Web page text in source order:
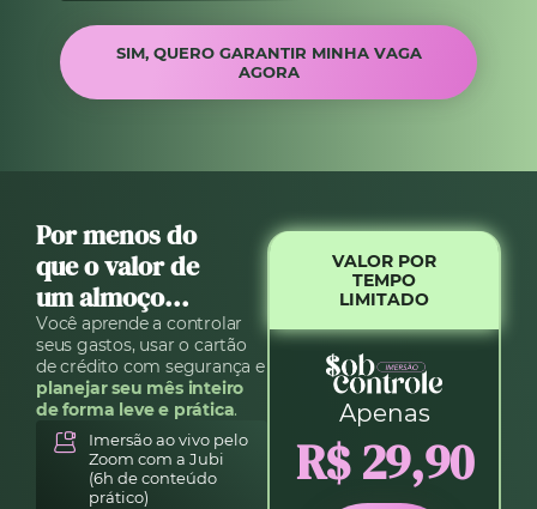
SIM, QUERO GARANTIR MINHA VAGA
AGORA
VALOR POR
TEMPO
LIMITADO
Apenas
R$ 29,90
Por menos do
que o valor de
um almoço...
Você aprende a controlar
seus gastos, usar o cartão
de crédito com segurança e
planejar seu mês inteiro
de forma leve e prática.
Imersão ao vivo pelo
Zoom com a Jubi
(6h de conteúdo
prático)